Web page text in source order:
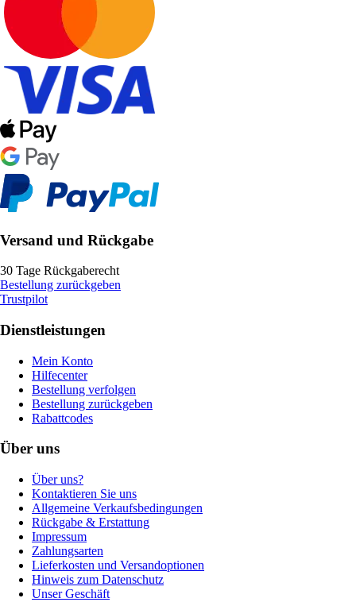
Versand und Rückgabe
30 Tage Rückgaberecht
Bestellung zurückgeben
Trustpilot
Dienstleistungen
Mein Konto
Hilfecenter
Bestellung verfolgen
Bestellung zurückgeben
Rabattcodes
Über uns
Über uns?
Kontaktieren Sie uns
Allgemeine Verkaufsbedingungen
Rückgabe & Erstattung
Impressum
Zahlungsarten
Lieferkosten und Versandoptionen
Hinweis zum Datenschutz
Unser Geschäft